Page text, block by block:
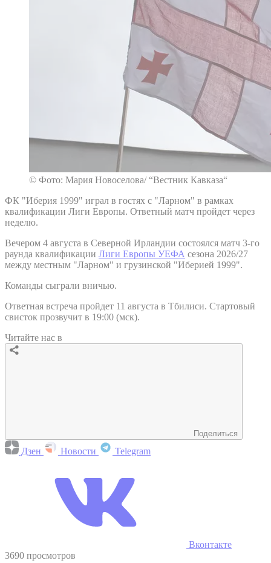
© Фото: Мария Новоселова/ “Вестник Кавказа“
ФК "Иберия 1999" играл в гостях с "Ларном" в рамках
квалификации Лиги Европы. Ответный матч пройдет через
неделю.
Вечером 4 августа в Северной Ирландии состоялся матч 3-го
раунда квалификации Лиги Европы УЕФА сезона 2026/27
между местным "Ларном" и грузинской "Иберией 1999".
Команды сыграли вничью.
Ответная встреча пройдет 11 августа в Тбилиси. Стартовый
свисток прозвучит в 19:00 (мск).
Читайте нас в
Поделиться
Дзен Новости Telegram
Вконтакте
3690 просмотров